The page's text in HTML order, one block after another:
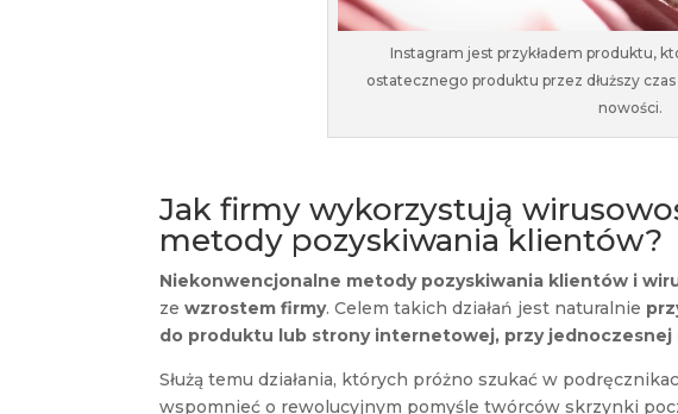
Instagram jest przykładem produktu,
ostatecznego produktu przez dłuższy
nowości.
Jak firmy wykorzystują
metody pozyskiwania klientów?
Niekonwencjonalne metody pozyskiwania klientów i
zewzrostem firmy. Celem takich działań jest naturalnie
do produktu lub strony internetowej, przy jednoczesnej
Służą temu działania, których próżno szukać w
wspomnieć o rewolucyjnym pomyśle twórców skrzynki